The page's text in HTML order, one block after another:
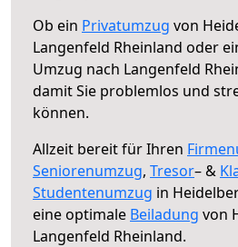
Ob ein Privatumzug von
Langenfeld Rheinland oder
Umzug nach Langenfeld
damit Sie problemlos und
können.
Allzeit bereit für Ihren
Seniorenumzug, Tresor– &
Studentenumzug in
eine optimale Beiladung von
Langenfeld Rheinland.